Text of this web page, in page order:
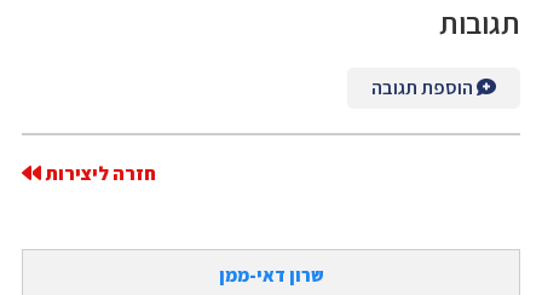
שרון דאי-ממן
תגובות
הוספת תגובה
חזרה ליצירות